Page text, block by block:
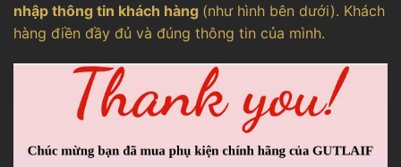
nhập thông tin khách hàng (như hình bên dưới). Khách
hàng điền đầy đủ và đúng thông tin của mình.